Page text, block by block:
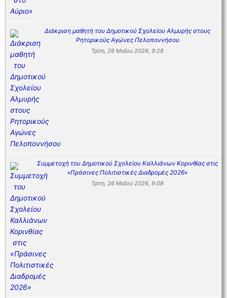
Διάκριση μαθητή του Δημοτικού Σχολείου Αλμυρής στους
Ρητορικούς Αγώνες Πελοποννήσου
Τρίτη, 26 Μαΐου 2026, 9:28
Συμμετοχή του Δημοτικού Σχολείου Καλλιάνων Κορινθίας στις
«Πράσινες Πολιτιστικές Διαδρομές 2026»
Τρίτη, 26 Μαΐου 2026, 9:08